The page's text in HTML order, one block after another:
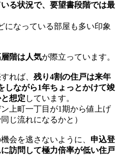
る状況で、要望書段階では最
になっている部屋も多い印象
階は人気が際立っています。
れば、 残り4割の住戸は来年
しながら1年ちょっとかけて竣
想定 しています。
上町一丁目が1期から値上げ
じ流れになるかと）
会を逃さないように、 申込登
訪問して極力倍率が低い住戸